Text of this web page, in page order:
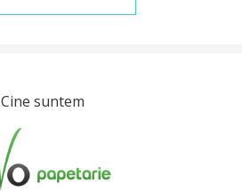
Cine suntem